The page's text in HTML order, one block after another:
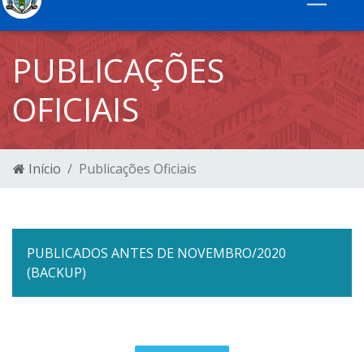
PUBLICAÇÕES
OFICIAIS
Início Publicações Oficiais
PUBLICADOS ANTES DE NOVEMBRO/2020
(BACKUP)